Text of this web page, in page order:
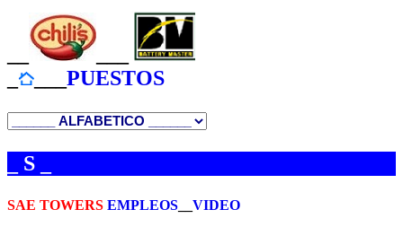
PUESTOS
_ S _
SAE TOWERS EMPLEOS
VIDEO